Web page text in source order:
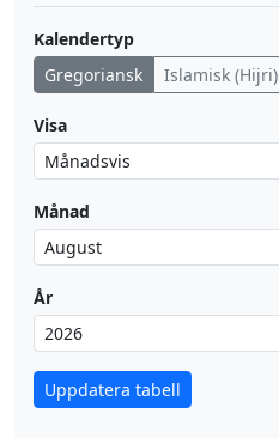
Kalendertyp
Gregoriansk
Islamisk (Hijri)
Visa
Månad
År
Uppdatera tabell